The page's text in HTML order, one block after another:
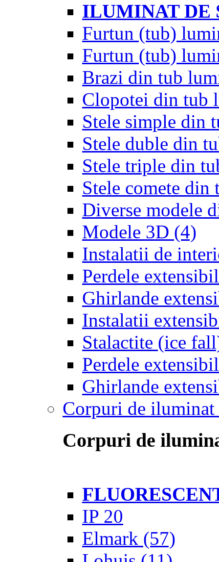
ILUMINAT DE
Furtun (tub)
Furtun (tub)
Brazi din tub
Clopotei din tub
Stele simple din
Stele duble din
Stele triple din
Stele comete din
Diverse modele
Modele 3D (4)
Instalatii de
Perdele
Ghirlande
Instalatii
Stalactite (ice
Perdele
Ghirlande
Corpuri de
Corpuri de
IP 20
Elmark (57)